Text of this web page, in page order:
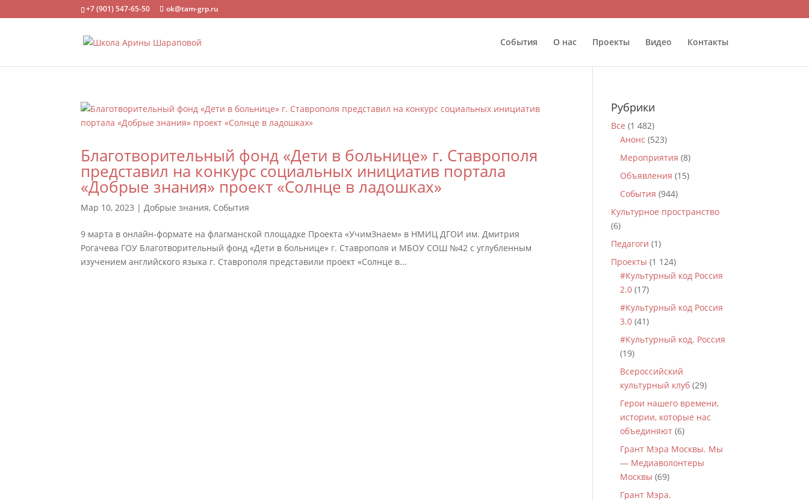
+7 (901) 547-65-50 ok@tam-grp.ru
События О нас Проекты Видео Контакты
Благотворительный фонд «Дети в больнице» г. Ставрополя
представил на конкурс социальных инициатив портала
«Добрые знания» проект «Солнце в ладошках»
Мар 10, 2023 |Добрые знания, События
9 марта в онлайн-формате на флагманской площадке Проекта «УчимЗнаем» в НМИЦ ДГОИ им. Дмитрия
Рогачева ГОУ Благотворительный фонд «Дети в больнице» г. Ставрополя и МБОУ СОШ №42 с углубленным
изучением английского языка г. Ставрополя представили проект «Солнце в...
Рубрики
Все (1 482)
Анонс (523)
Мероприятия (8)
Объявления (15)
События (944)
Культурное пространство
(6)
Педагоги (1)
Проекты (1 124)
#Культурный код Россия
2.0 (17)
#Культурный код Россия
3.0 (41)
#Культурный код. Россия
(19)
Всероссийский
культурный клуб (29)
Герои нашего времени,
истории, которые нас
объединяют (6)
Грант Мэра Москвы. Мы
— Медиаволонтеры
Москвы (69)
Грант Мэра.